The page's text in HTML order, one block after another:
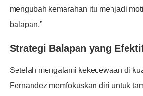
mengubah kemarahan itu menjadi
balapan.”
Strategi Balapan yang
Setelah mengalami kekecewaan di
Fernandez memfokuskan diri untuk